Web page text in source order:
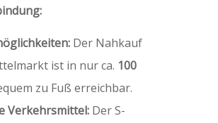
Der Nahkauf
ist in nur ca. 100
zu Fuß erreichbar.
Verkehrsmittel: Der S-